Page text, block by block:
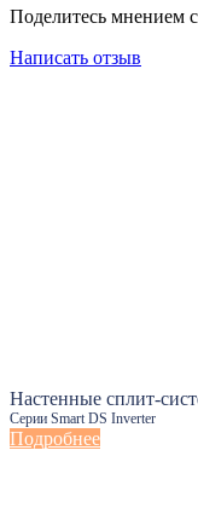
Поделитесь мнением
Написать отзыв
Настенные сплит-
Серии Smart DS Inverter
Подробнее